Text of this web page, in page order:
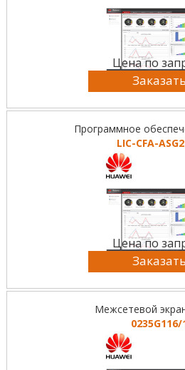
Цена по
Заказать
Программное
LIC-CFA-
Цена по
Заказать
Межсетевой
0235G116/